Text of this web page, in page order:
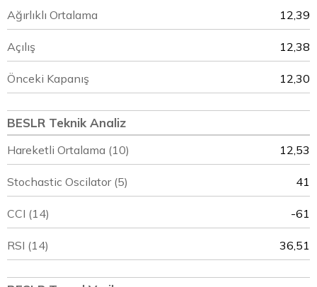
Ağırlıklı Ortalama 12,39
Açılış 12,38
Önceki Kapanış 12,30
BESLR Teknik Analiz
Hareketli Ortalama (10) 12,53
Stochastic Oscilator (5) 41
CCI (14) -61
RSI (14) 36,51